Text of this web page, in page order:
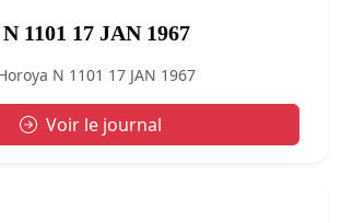
N 1101 17 JAN 1967
N 1101 17 JAN 1967
Voir le journal